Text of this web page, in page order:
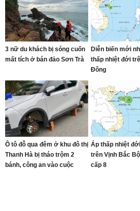
3 nữ du khách bị sóng cuốn
mất tích ở bán đảo Sơn Trà
Diễn biến mới
thấp nhiệt đới
Đông
Ô tô đỗ qua đêm ở khu đô thị
Thanh Hà bị tháo trộm 2
bánh, công an vào cuộc
Áp thấp nhiệt
trên Vịnh Bắc
cấp 8